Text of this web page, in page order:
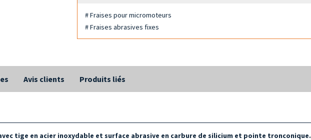
# Fraises pour micromoteurs
# Fraises abrasives fixes
Avis clients Produits liés
tige en acier inoxydable et surface abrasive en carbure de silicium et pointe tronconique.